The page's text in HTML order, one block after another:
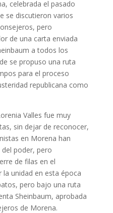
celebrada el pasado
se discutieron varios
pero
de una carta enviada
a todos los
se propuso una ruta
para el proceso
republicana como
Valles fue muy
sin dejar de reconocer,
en Morena han
poder, pero
de filas en el
unidad en esta época
pero bajo una ruta
Sheinbaum, aprobada
de Morena.